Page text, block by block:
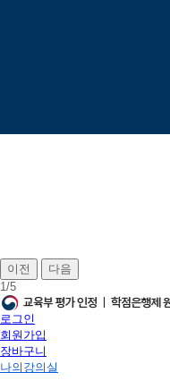
이전
다음
1/5
로그인
회원가입
장바구니
나의강의실